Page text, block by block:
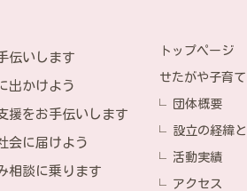
伝いします
出かけよう
援をお手伝いします
会に届けよう
相談に乗ります
トップページ
せたがや子育
団体概要
設立の経緯
活動実績
アクセス